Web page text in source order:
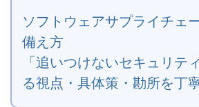
ソフトウェアサプライチェ
備え方
「追いつけないセキュリテ
る視点・具体策・勘所を丁